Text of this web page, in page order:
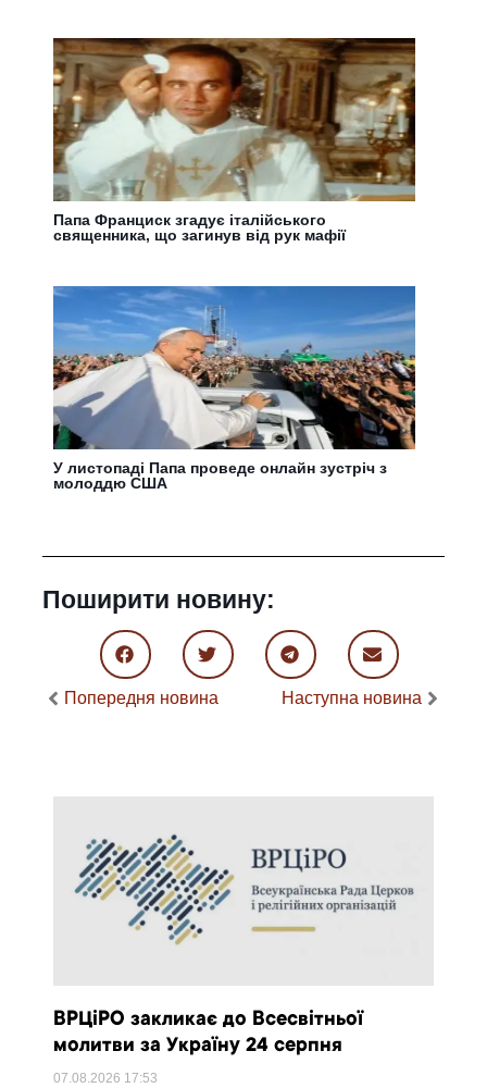
Папа Франциск згадує італійського
священника, що загинув від рук мафії
У листопаді Папа проведе онлайн зустріч з
молоддю США
Поширити новину:
Попередня новина Наступна новина
ВРЦіРО закликає до Всесвітньої
молитви за Україну 24 серпня
07.08.2026 17:53